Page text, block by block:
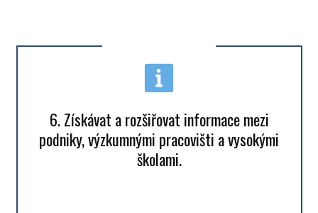
6. Získávat a rozšiřovat informace mezi
podniky, výzkumnými pracovišti a vysokými
školami.